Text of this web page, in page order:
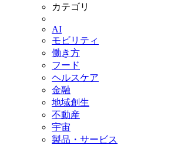
カテゴリ
AI
モビリティ
働き方
フード
ヘルスケア
金融
地域創生
不動産
宇宙
製品・サービス